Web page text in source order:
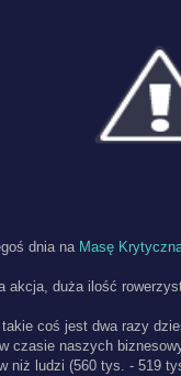
dnia na Masę
akcja, duża ilość
coś jest dwa razy
czasie naszych
niż ludzi (560 tys. - 519